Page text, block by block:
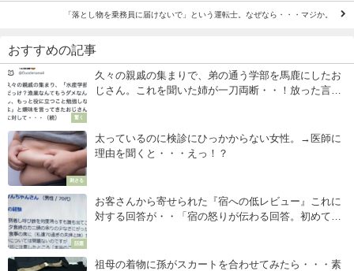
「落とし物を乗務員に届けないで」という運転士。なぜなら・・・マジか。
おすすめの記事
驚く
久々の親戚の集まりで、弟の通う学部を馬鹿にしたお
じさん。これを聞いた姉が一刀両断・・！放った言葉
刺さる
太っているのに検診にひっかからない女性。→医師に
理由を聞くと・・・えっ！？
話題
お客さんから寄せられた『宿への低レビュー』これに
対する回答が・・「宿の怒りが伝わる回答。初めて見
祖母の着物に孫がスカートを合わせてみたら・・・素